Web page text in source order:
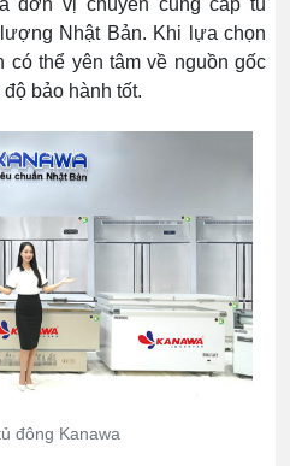
Nhật Bản. Khi lựa chọn
có thể yên tâm về nguồn gốc
bảo hành tốt.
đông Kanawa